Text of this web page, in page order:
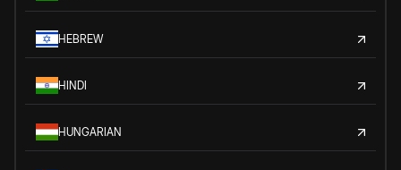
HEBREW
HINDI
HUNGARIAN